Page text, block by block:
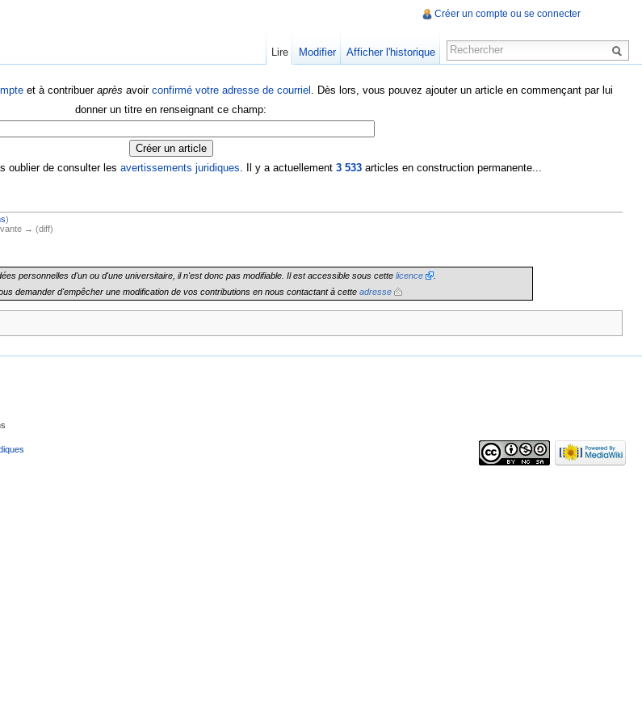
et à contribuer après avoir confirmé votre adresse de courriel . Dès lors, vous pouvez ajouter un article en commençant par lui
donner un titre en renseignant ce champ:
oublier de consulter les avertissements juridiques. Il y a actuellement 3 533articles en construction permanente...
)
→ (diff)
personnelles d'un ou d'une universitaire, il n'est donc pas modifiable. Il est accessible sous cette licence
demander d'empêcher une modification de vos contributions en nous contactant à cette adresse
Créer un compte ou se connecter
Lire Modifier Afficher l'historique